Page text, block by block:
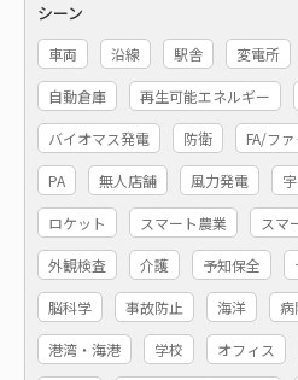
シーン
車両 沿線 駅舎 変電所
自動倉庫 再生可能エネルギー
バイオマス発電 防衛 FA/フ
PA 無人店舗 風力発電
ロケット スマート農業 スマ
外観検査 介護 予知保全
脳科学 事故防止 海洋 病
港湾・海港 学校 オフィス